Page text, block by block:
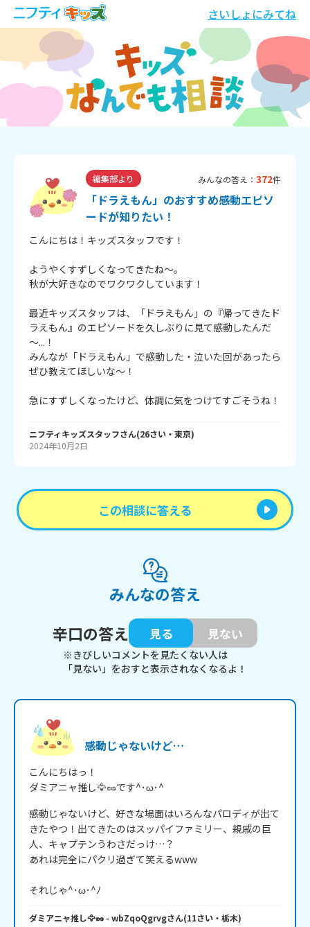
さいしょにみてね
編集部より みんなの答え： 372件
「ドラえもん」のおすすめ感動エピソ
ードが知りたい！
こんにちは！キッズスタッフです！
ようやくすずしくなってきたね～。
秋が大好きなのでワクワクしています！
最近キッズスタッフは、「ドラえもん」の『帰ってきたド
ラえもん』のエピソードを久しぶりに見て感動したんだ
～...！
みんなが「ドラえもん」で感動した・泣いた回があったら
ぜひ教えてほしいな～！
急にすずしくなったけど、体調に気をつけてすごそうね！
ニフティキッズスタッフさん(26さい・ 東京)
2024年10月2日
この相談に答える
みんなの答え
辛口の答え
見る 見ない
※きびしいコメントを見たくない人は
「見ない」をおすと表示されなくなるよ！
感動じゃないけど…
こんにちはっ！
ダミアニャ推し🦅🥜です^･ω･^
感動じゃないけど、好きな場面はいろんなパロディが出て
きたやつ！出てきたのはスッパイファミリー、親戚の巨
人、キャプテンうわさだっけ…？
あれは完全にパクリ過ぎて笑えるwww
それじゃ^･ω･^ﾉ
ダミアニャ推し🦅🥜 - wbZqoQgrvgさん(11さい・ 栃木)